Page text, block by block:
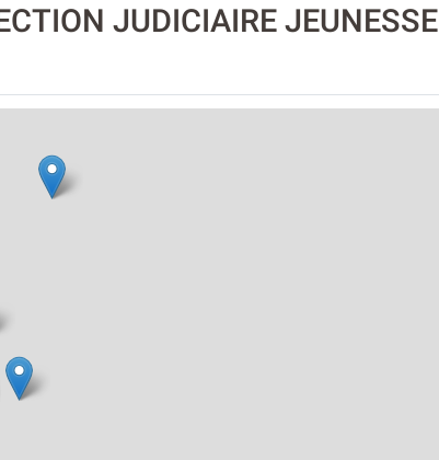
JUDICIAIRE JEUNESSE